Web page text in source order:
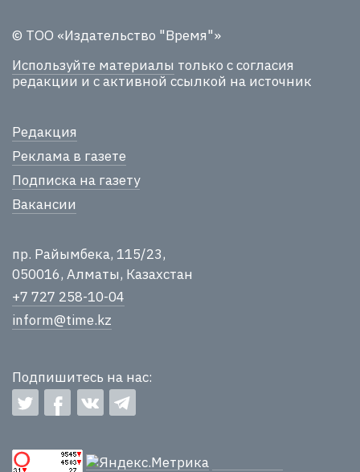
© ТОО «Издательство "Время"»
Используйте материалы только с согласия
редакции и с активной ссылкой на источник
Редакция
Реклама в газете
Подписка на газету
Вакансии
пр. Райымбека, 115/23,
050016, Алматы, Казахстан
+7 727 258-10-04
inform@time.kz
Подпишитесь на нас: